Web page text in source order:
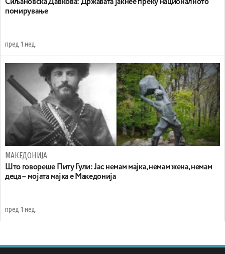
Сиљановска Давкова: Државата јакнее преку националното
помирување
пред 1 нед.
МАКЕДОНИЈА
Што говореше Питу Гули: Јас немам мајка, немам жена, немам
деца – мојата мајка е Македонија
пред 1 нед.